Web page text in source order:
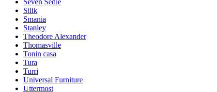
Seven Sedie
Silik
Smania
Stanley
Theodore Alexander
Thomasville
Tonin casa
Tura
Turri
Universal Furniture
Uttermost